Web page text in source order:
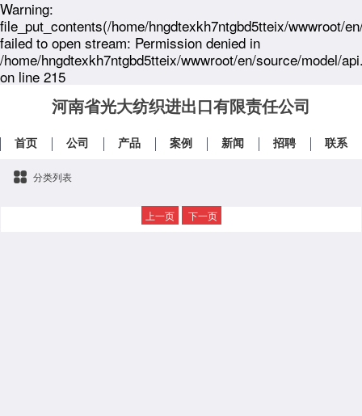
Warning:
file_put_contents(/home/hngdtexkh7ntgbd5tteix/wwwroot/
failed to open stream: Permission denied in
/home/hngdtexkh7ntgbd5tteix/wwwroot/en/source/model/
on line 215
河南省光大纺织进出口有限责任公司
首页 公司 产品 案例 新闻 招聘 联系
分类列表
上一页 下一页